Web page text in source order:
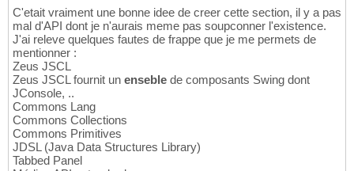
C'etait vraiment une bonne idee de creer cette section, il y a pas
mal d'API dont je n'aurais meme pas soupconner l'existence.
J'ai releve quelques fautes de frappe que je me permets de
mentionner :
Zeus JSCL
Zeus JSCL fournit un enseble de composants Swing dont
JConsole, ..
Commons Lang
Commons Collections
Commons Primitives
JDSL (Java Data Structures Library)
Tabbed Panel